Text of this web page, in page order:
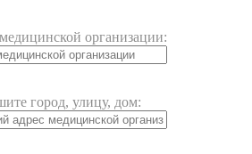
организации:
город, улицу, дом: